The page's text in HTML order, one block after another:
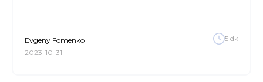
Evgeny Fomenko
2023-10-31
5 dk